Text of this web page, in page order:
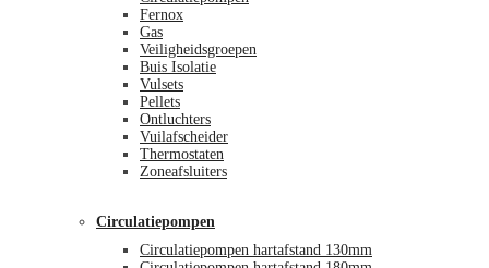
Fernox
Gas
Veiligheidsgroepen
Buis Isolatie
Vulsets
Pellets
Ontluchters
Vuilafscheider
Thermostaten
Zoneafsluiters
Circulatiepompen
Circulatiepompen hartafstand 130mm